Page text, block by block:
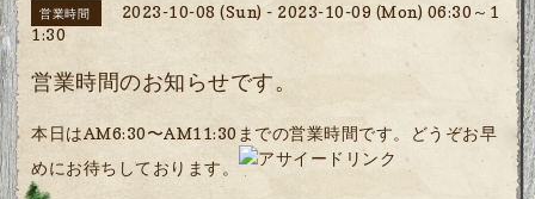
営業時間
2023-10-08 (Sun) - 2023-10-09 (Mon) 06:30～1
1:30
営業時間のお知らせです。
本日はAM6:30〜AM11:30までの営業時間です。どうぞお早
めにお待ちしております。